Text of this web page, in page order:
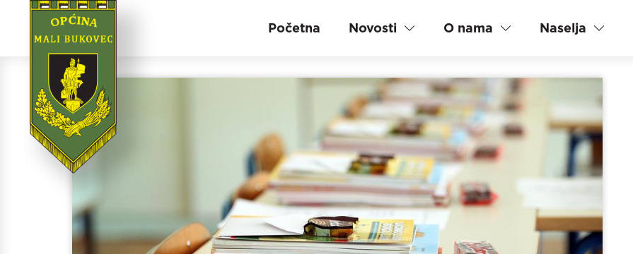
Početna Novosti O nama Naselja